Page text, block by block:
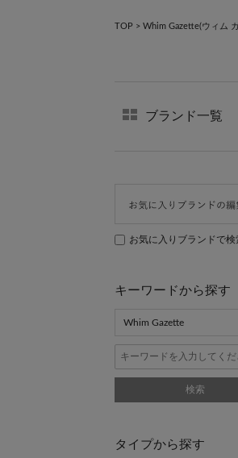
TOP > Whim Gazette(ウィム
ブランド一覧
お気に入りブランドで検
キーワードから探す
検索
タイプから探す